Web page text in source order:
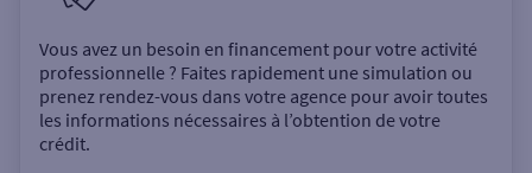
Vous avez un besoin en financement pour votre activité
professionnelle ? Faites rapidement une simulation ou
prenez rendez-vous dans votre agence pour avoir toutes
les informations nécessaires à l’obtention de votre
crédit.